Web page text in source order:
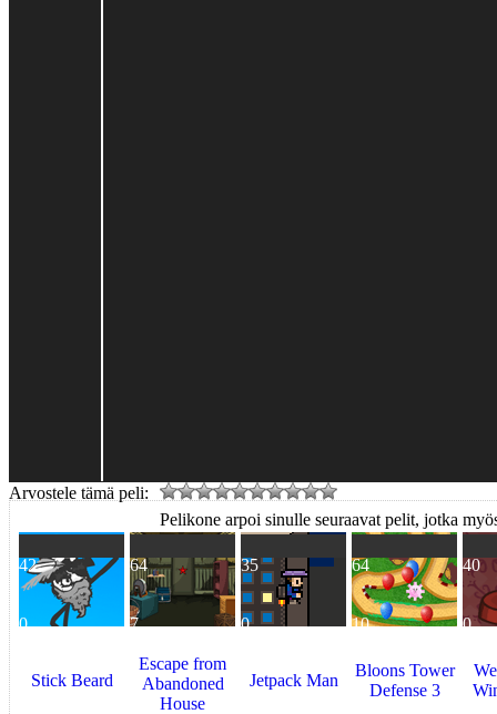
Arvostele tämä peli:
Pelikone arpoi sinulle seuraavat pelit, jotka
42
0
Stick Beard
64
7
Escape from
Abandoned
House
35
0
Jetpack Man
64
10
Bloons Tower
Defense 3
40
0